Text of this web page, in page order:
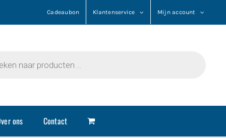
Cadeaubon Klantenservice Mijn account
ons Contact